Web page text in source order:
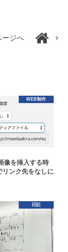
ージへ
WEB制作
像を挿入する時
リンク先をなしに
日記